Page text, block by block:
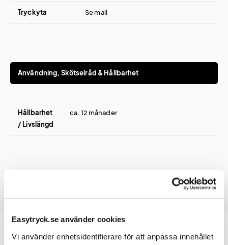
Easytryck.se använder cookies
Vi använder enhetsidentifierare för att anpassa innehållet
Tryckyta Se mall
Användning, Skötselråd & Hållbarhet
Hållbarhet
/ Livslängd
ca. 12 månader